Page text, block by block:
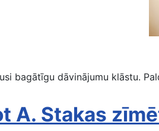
bagātīgu dāvinājumu klāstu.
A. Stakas